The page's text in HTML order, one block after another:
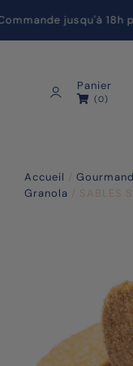
jusqu'à
Panier
(0)
Accueil /
Granola / SABLES